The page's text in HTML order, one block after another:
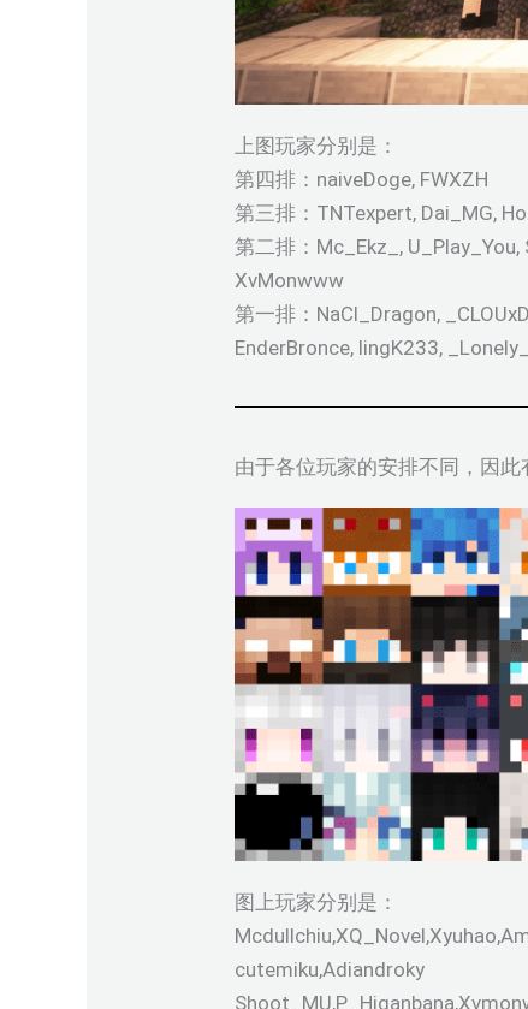
上图玩家分别是：
第四排：naiveDoge, FWXZH
第三排：TNTexpert, Dai_MG,
第二排：Mc_Ekz_,
XvMonwww
第一排：NaCl_Dragon,
EnderBronce, lingK233,
由于各位玩家的安排不同，因
图上玩家分别是：
cutemiku,Adiandroky